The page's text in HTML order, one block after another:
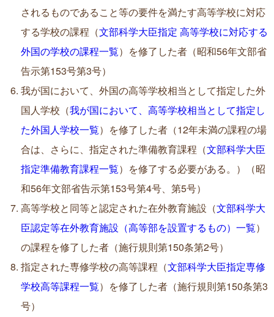
されるものであること等の要件を満たす高等学校に対応
する学校の課程（文部科学大臣指定 高等学校に対応する
外国の学校の課程一覧）を修了した者（昭和56年文部省
告示第153号第3号）
我が国において、外国の高等学校相当として指定した外
国人学校（我が国において、高等学校相当として指定し
た外国人学校一覧）を修了した者（12年未満の課程の場
合は、さらに、指定された準備教育課程（文部科学大臣
指定準備教育課程一覧）を修了する必要がある。）（昭
和56年文部省告示第153号第4号、第5号）
高等学校と同等と認定された在外教育施設（文部科学大
臣認定等在外教育施設（高等部を設置するもの）一覧）
の課程を修了した者（施行規則第150条第2号）
指定された専修学校の高等課程（文部科学大臣指定専修
学校高等課程一覧）を修了した者（施行規則第150条第3
号）